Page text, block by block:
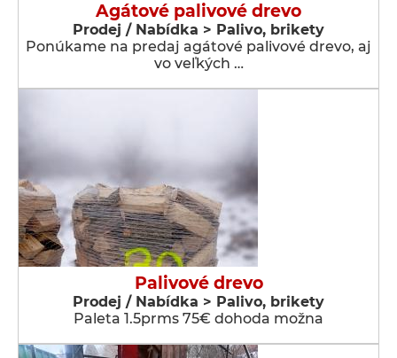
Agátové palivové drevo
Prodej / Nabídka > Palivo, brikety
Ponúkame na predaj agátové palivové drevo, aj
vo veľkých …
Palivové drevo
Prodej / Nabídka > Palivo, brikety
Paleta 1.5prms 75€ dohoda možna